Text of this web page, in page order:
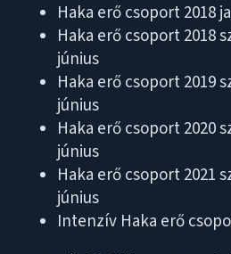
Haka erő csoport 2018
Haka erő csoport 2018
június
Haka erő csoport 2019
június
Haka erő csoport 2020
június
Haka erő csoport 2021
június
Intenzív Haka erő